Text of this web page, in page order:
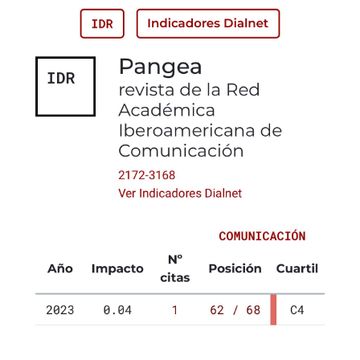
Comisión de las Naciones Unidas sobre Derecho
Mercantil Internacional, 105-117. Recuperado de:
https://iris.unito.it/bitstream/2318/1632525/3/R.%20de%20
Caria%2C%20A%20Digital%20Revolution%20%282017%
Cubero, R. (2021). Algunas consideraciones en torno a
las monedas digitales y los criptoactivos. Costa Rica:
Banco Central de Costa Rica. Recuperado de:
https://www.bccr.fi.cr/publicaciones/Criptomonedas/ESPE-
Algunas_consideraciones_en_torno_monedas_digitales_
Diariobitcoin. (13 de septiembre 2022). Gobierno de
Uruguay presenta proyecto de Ley de Criptomonedas al
Parlamento. Recuperado de: